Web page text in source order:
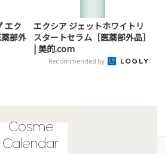
エク
部外
エクシア ジェットホワイトリ
スタートセラム［医薬部外品］
| 美的.com
Recommended by
Cosme
Calendar